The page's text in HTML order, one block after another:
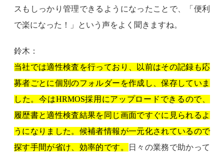
スもしっかり管理できるようになったことで、「便利
で楽になった！」という声をよく聞きますね。
鈴木：
当社では適性検査を行っており、以前はその記録も応
募者ごとに個別のフォルダーを作成し、保存していま
した。今はHRMOS採用にアップロードできるので、
履歴書と適性検査結果を同じ画面ですぐに見られるよ
うになりました。候補者情報が一元化されているので
探す手間が省け、効率的です。
日々の業務で助かって